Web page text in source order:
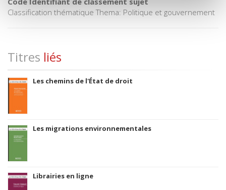
Classification thématique Thema: Politique et gouvernement
Titres liés
Les chemins de l'État de droit
Les migrations environnementales
Librairies en ligne